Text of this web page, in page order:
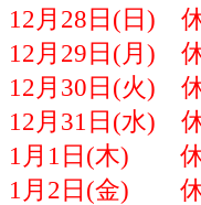
12月28日(日)
12月29日(月)
12月30日(火)
12月31日(水)
1月1日(木)
1月2日(金)